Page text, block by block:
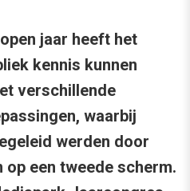
jaar heeft het
kennis kunnen
verschillende
waarbij
werden door
een tweede scherm.